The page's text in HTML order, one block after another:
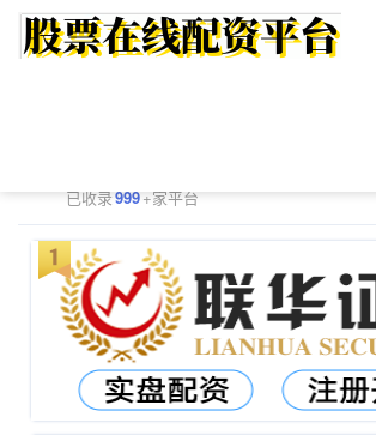
已收录999+家平台